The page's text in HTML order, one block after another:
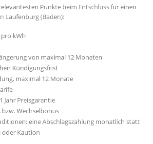
Punkte beim Entschluss für einen
Laufenburg (Baden):
kWh
von maximal 12 Monaten
Kündigungsfrist
maximal 12 Monate
Jahr Preisgarantie
Wechselbonus
eine Abschlagszahlung monatlich statt
oder Kaution